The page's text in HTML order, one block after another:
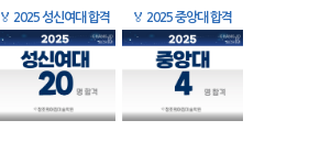
🏅 2025 성신여대 합격 🏅 2025 중앙대 합격